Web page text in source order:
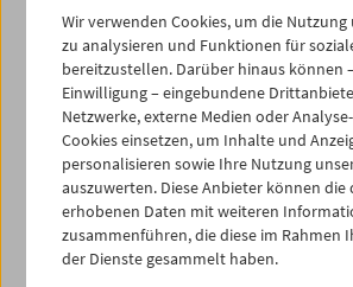
28
30 01
04
05 06 07 08
iCalender
Programmheft-PDF
English language or subtitles
< Vorherige Woche
Wir verwenden Cookies, um die Nutzung
zu analysieren und Funktionen für
bereitzustellen. Darüber hinaus können
Einwilligung – eingebundene
Netzwerke, externe Medien oder
Cookies einsetzen, um Inhalte und
personalisieren sowie Ihre Nutzung
auszuwerten. Diese Anbieter können die
erhobenen Daten mit weiteren
zusammenführen, die diese im Rahmen
der Dienste gesammelt haben.